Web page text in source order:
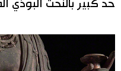
حد كبير بالنحت